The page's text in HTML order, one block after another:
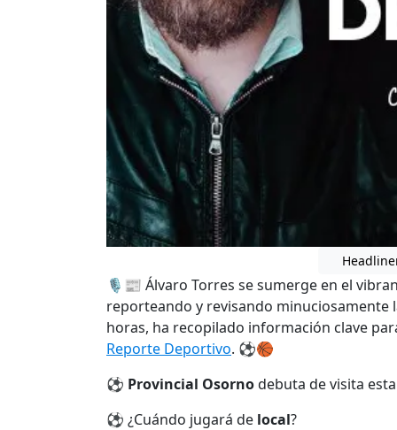
🎙️📰 Álvaro Torres se sumerge en el
reporteando y revisando minuciosamente
horas, ha recopilado información clave
Reporte Deportivo. ⚽🏀
⚽ Provincial Osornodebuta de visita
⚽ ¿Cuándo jugará de local?